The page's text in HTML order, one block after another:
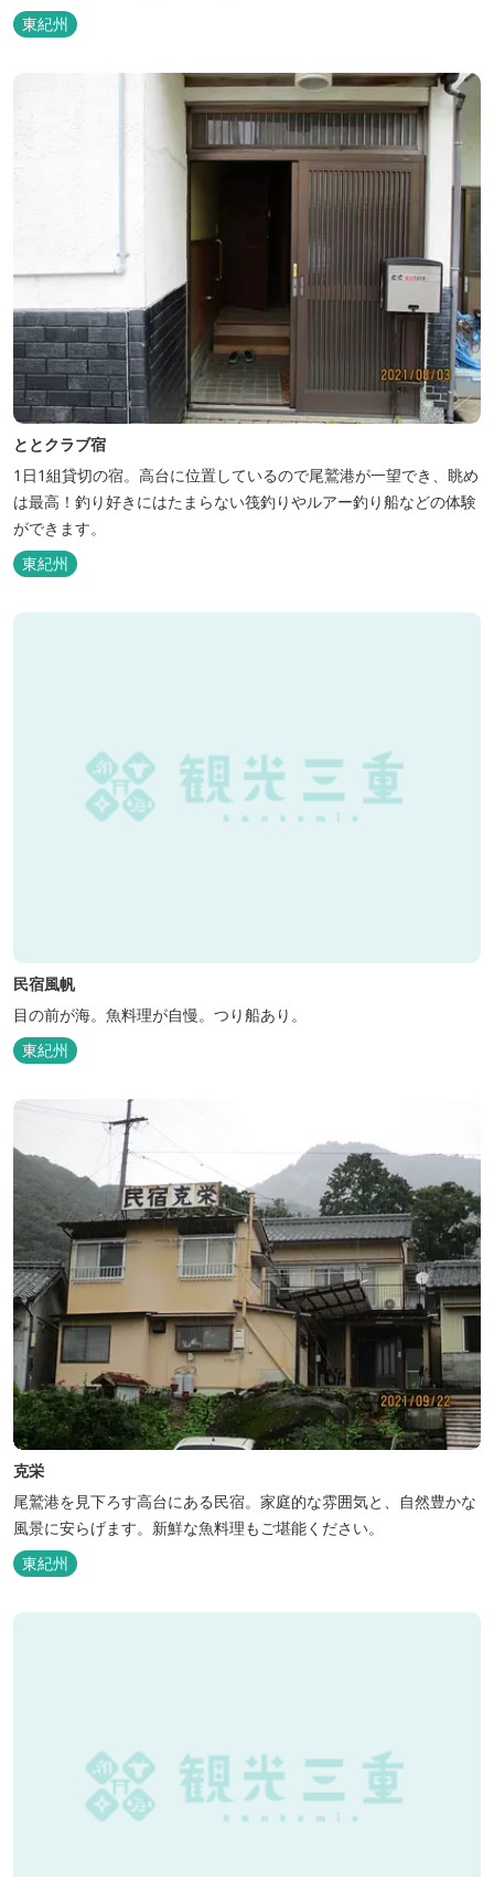
東紀州
ととクラブ宿
1日1組貸切の宿。高台に位置しているので尾鷲港が一望でき、眺め
は最高！釣り好きにはたまらない筏釣りやルアー釣り船などの体験
ができます。
東紀州
民宿風帆
目の前が海。魚料理が自慢。つり船あり。
東紀州
克栄
尾鷲港を見下ろす高台にある民宿。家庭的な雰囲気と、自然豊かな
風景に安らげます。新鮮な魚料理もご堪能ください。
東紀州